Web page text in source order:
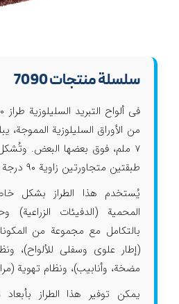
سلسلة منتجات 7090
من الأوراق السليلوزية المموجة،
7 ملم، فوق بعضها البعض.
طبقتين متجاورتين زاوية 90 درجة (45/45) فيما بينها
يُستخدم هذا الطراز بشكل
المحمية (الدفيئات الزراعية)
بالتكامل مع مجموعة من
(إطار علوي وسفلي للألواح)،
مضخة، وأنابيب)، ونظام تهوية
يمكن توفير هذا الطراز